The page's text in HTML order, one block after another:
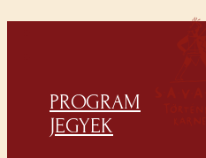
PROGRAM
JEGYEK